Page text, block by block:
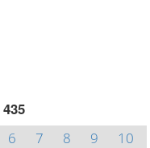
435
6 7 8 9
10